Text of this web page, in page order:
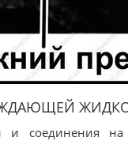
и соединения